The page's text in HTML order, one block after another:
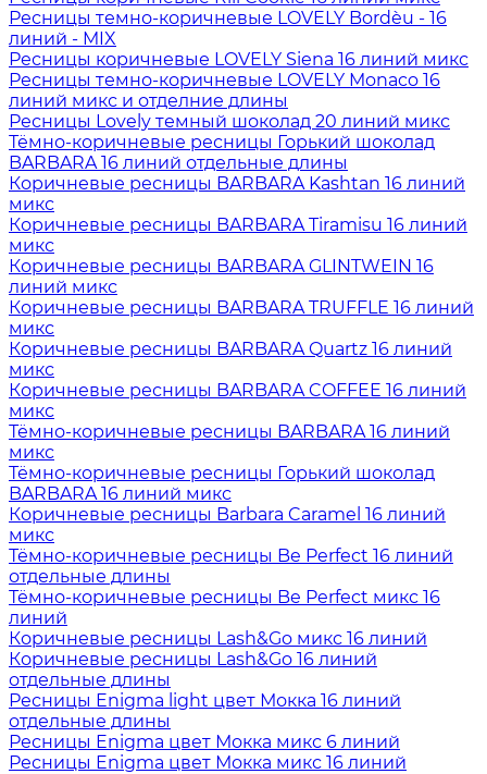
Ресницы темно-коричневые LOVELY Bordèu - 16
линий - MIX
Ресницы коричневые LOVELY Siena 16 линий микс
Ресницы темно-коричневые LOVELY Monaco 16
линий микс и отделние длины
Ресницы Lovely темный шоколад 20 линий микс
Тёмно-коричневые ресницы Горький шоколад
BARBARA 16 линий отдельные длины
Коричневые ресницы BARBARA Kashtan 16 линий
микс
Коричневые ресницы BARBARA Tiramisu 16 линий
микс
Коричневые ресницы BARBARA GLINTWEIN 16
линий микс
Коричневые ресницы BARBARA TRUFFLE 16 линий
микс
Коричневые ресницы BARBARA Quartz 16 линий
микс
Коричневые ресницы BARBARA COFFEE 16 линий
микс
Тёмно-коричневые ресницы BARBARA 16 линий
микс
Тёмно-коричневые ресницы Горький шоколад
BARBARA 16 линий микс
Коричневые ресницы Barbara Caramel 16 линий
микс
Тёмно-коричневые ресницы Be Perfect 16 линий
отдельные длины
Тёмно-коричневые ресницы Be Perfect микс 16
линий
Коричневые ресницы Lash&Go микс 16 линий
Коричневые ресницы Lash&Go 16 линий
отдельные длины
Ресницы Enigma light цвет Мокка 16 линий
отдельные длины
Ресницы Enigma цвет Мокка микс 6 линий
Ресницы Enigma цвет Мокка микс 16 линий